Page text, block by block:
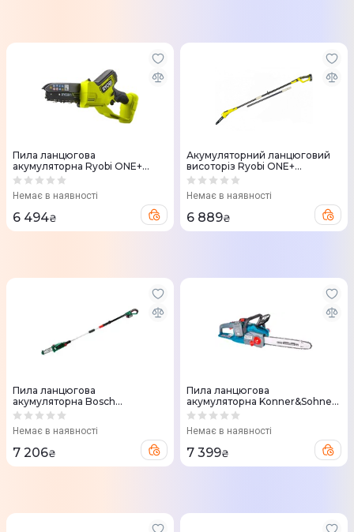
Пила ланцюгова
акумуляторна Ryobi ONE+
RY18PSX15A-0 18В 15см (без
Немає в наявності
6 494₴
Акумуляторний ланцюговий
висоторіз Ryobi ONE+
RPP1820-15S 18В, шина 20 см
Немає в наявності
6 889₴
Пила ланцюгова
акумуляторна Bosch
UniversalChainPole 18V 210-
Немає в наявності
7 206₴
Пила ланцюгова
акумуляторна Konner&Sohnen
KS CS40V-14 40V без АКБ та
Немає в наявності
7 399₴